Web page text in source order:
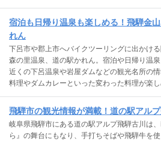
宿泊も日帰り温泉も楽しめる！飛騨金
れん
下呂市や郡上市へバイクツーリングに出かけ
森の里温泉、道の駅かれん。宿泊や日帰り温
近くの下呂温泉や岩屋ダムなどの観光名所の
料理やダムカレーといった変わった料理が楽し
飛騨市の観光情報が満載！道の駅アルプ
岐阜県飛騨市にある道の駅アルプ飛騨古川は
ら』の舞台にもなり、手打ちそばや飛騨牛を